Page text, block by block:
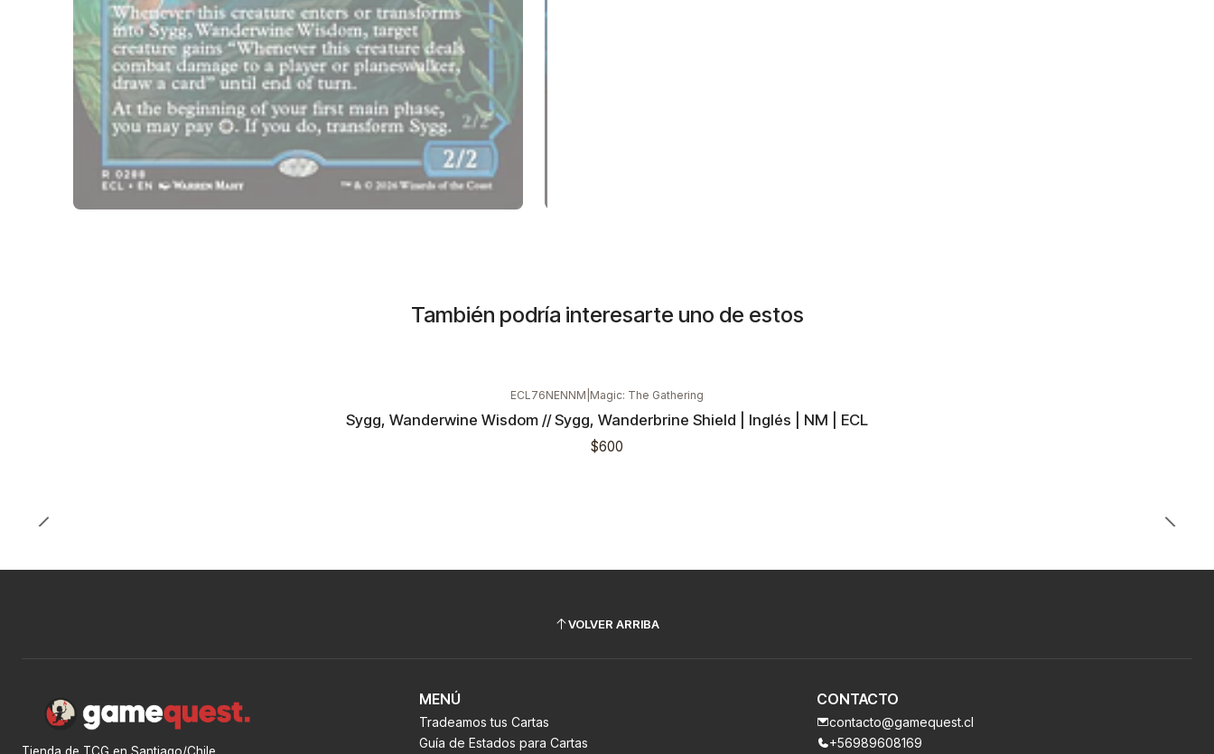
También podría interesarte uno de estos
ECL76NENNM Magic: The Gathering
Sygg, Wanderwine Wisdom // Sygg, Wanderbrine Shield | Inglés | NM | ECL
$600
VOLVER ARRIBA
MENÚ
Tradeamos tus Cartas
Guía de Estados para Cartas
CONTACTO
contacto@gamequest.cl
+56989608169